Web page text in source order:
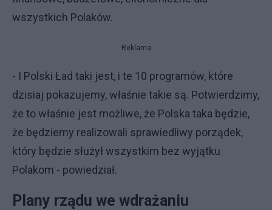
wszystkich Polaków.
Reklama
- I Polski Ład taki jest, i te 10 programów, które
dzisiaj pokazujemy, właśnie takie są. Potwierdzimy,
że to właśnie jest możliwe, że Polska taka będzie,
że będziemy realizowali sprawiedliwy porządek,
który będzie służył wszystkim bez wyjątku
Polakom - powiedział.
Plany rządu we wdrażaniu